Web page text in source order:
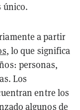
único.
a partir
, lo que significa
personas,
Los
entre los
algunos de